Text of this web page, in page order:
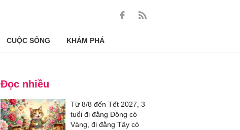
CUỘC SỐNG KHÁM PHÁ
Đọc nhiều
Từ 8/8 đến Tết 2027, 3
tuổi đi đằng Đông có
Vàng, đi đằng Tây có